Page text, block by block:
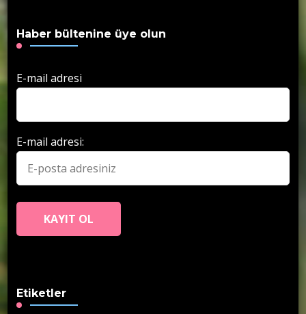
Haber bültenine üye olun
E-mail adresi
E-mail adresi:
Etiketler